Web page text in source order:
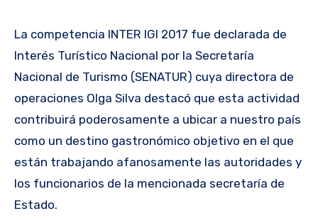
La competencia INTER IGI 2017 fue declarada de
Interés Turístico Nacional por la Secretaría
Nacional de Turismo (SENATUR) cuya directora de
operaciones Olga Silva destacó que esta actividad
contribuirá poderosamente a ubicar a nuestro país
como un destino gastronómico objetivo en el que
están trabajando afanosamente las autoridades y
los funcionarios de la mencionada secretaría de
Estado.